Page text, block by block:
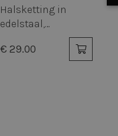
Halsketting in
edelstaal,
schakelketting met
ring
€ 29.00